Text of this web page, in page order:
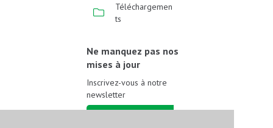
Téléchargemen
ts
Ne manquez pas nos
mises à jour
Inscrivez-vous à notre
newsletter